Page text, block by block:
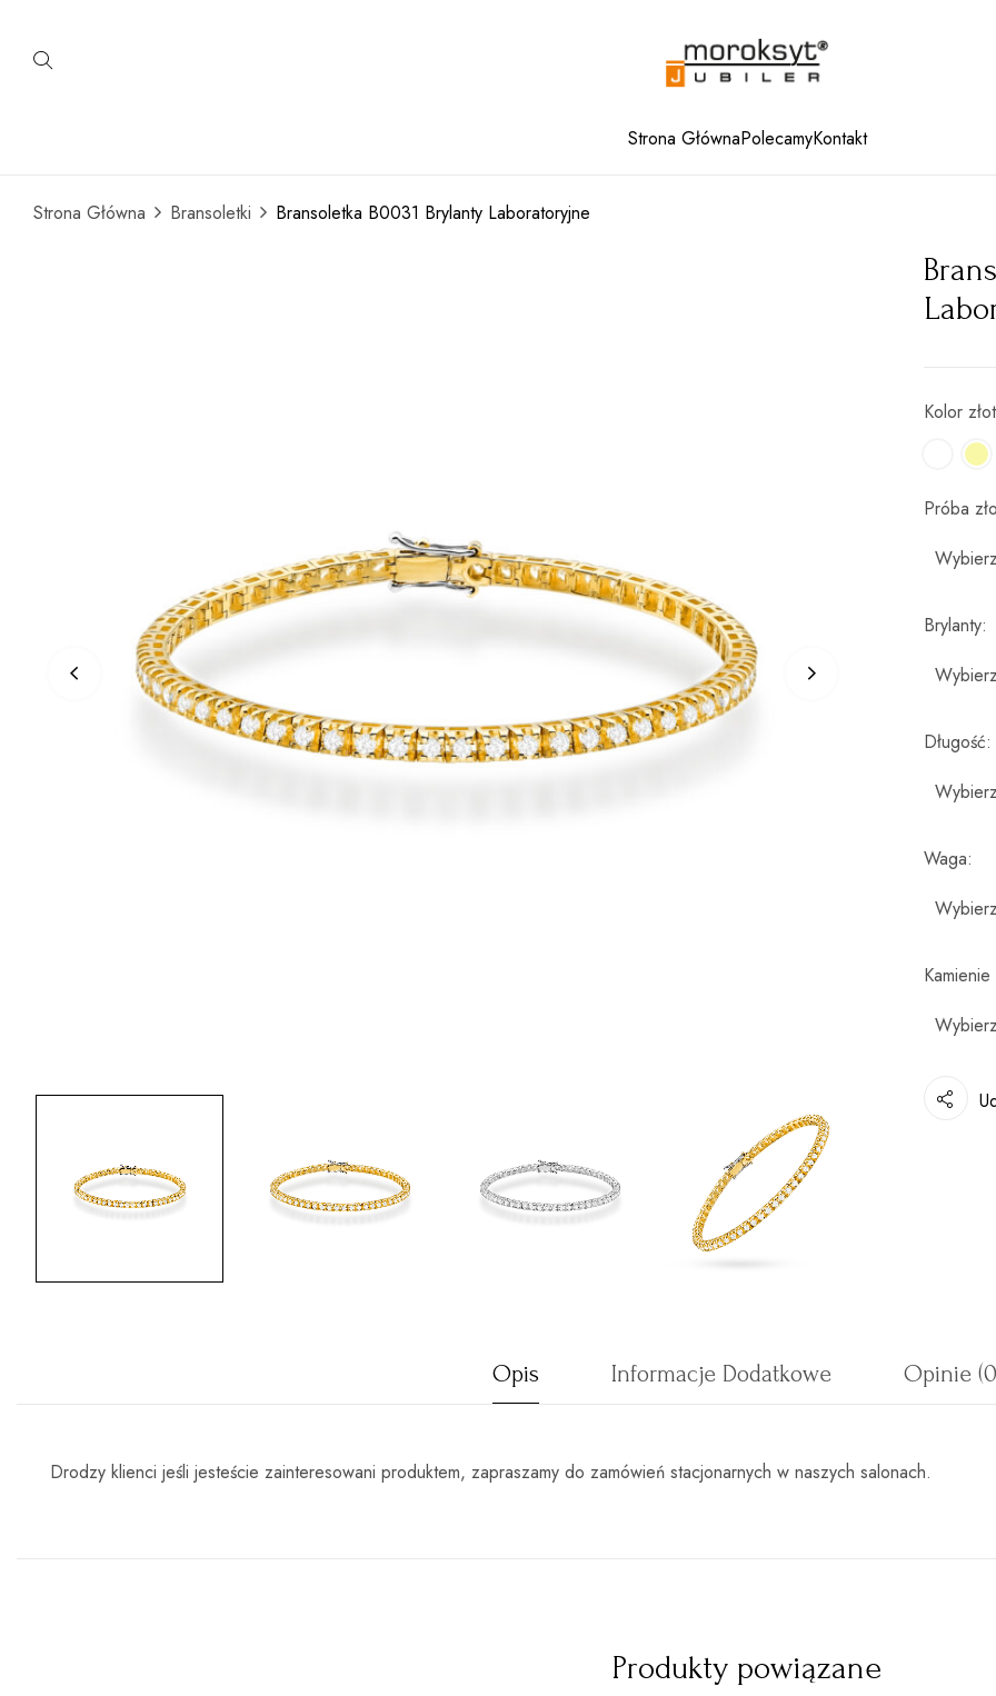
Strona GłównaPolecamyKontakt
Strona Główna Bransoletki Bransoletka B0031 Brylanty Laboratoryjne
Kolor
Próba
Brylanty
Długość
Waga
Opis Informacje Dodatkowe Opinie
Drodzy klienci jeśli jesteście zainteresowani produktem, zapraszamy do zamówień stacjonarnych w naszych salonach.
Produkty powiązane